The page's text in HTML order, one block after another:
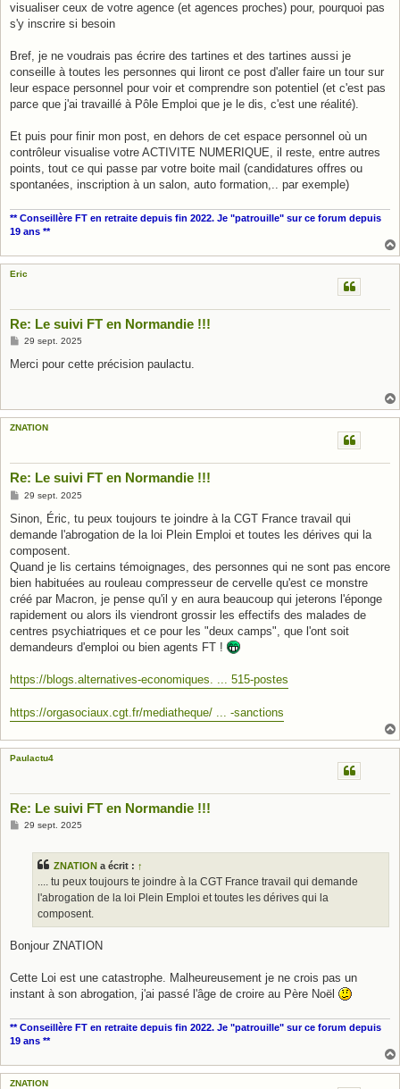
visualiser ceux de votre agence (et agences proches) pour, pourquoi pas
s'y inscrire si besoin
Bref, je ne voudrais pas écrire des tartines et des tartines aussi je
conseille à toutes les personnes qui liront ce post d'aller faire un tour sur
leur espace personnel pour voir et comprendre son potentiel (et c'est pas
parce que j'ai travaillé à Pôle Emploi que je le dis, c'est une réalité).
Et puis pour finir mon post, en dehors de cet espace personnel où un
contrôleur visualise votre ACTIVITE NUMERIQUE, il reste, entre autres
points, tout ce qui passe par votre boite mail (candidatures offres ou
spontanées, inscription à un salon, auto formation,.. par exemple)
** Conseillère FT en retraite depuis fin 2022. Je "patrouille" sur ce forum depuis
19 ans **
Eric
Re: Le suivi FT en Normandie !!!
M
s
29 sept. 2025
Merci pour cette précision paulactu.
ZNATION
Re: Le suivi FT en Normandie !!!
M
s
a
g
29 sept. 2025
Sinon, Éric, tu peux toujours te joindre à la CGT France travail qui
demande l'abrogation de la loi Plein Emploi et toutes les dérives qui la
composent.
Quand je lis certains témoignages, des personnes qui ne sont pas encore
bien habituées au rouleau compresseur de cervelle qu'est ce monstre
créé par Macron, je pense qu'il y en aura beaucoup qui jeterons l'éponge
rapidement ou alors ils viendront grossir les effectifs des malades de
centres psychiatriques et ce pour les "deux camps", que l'ont soit
demandeurs d'emploi ou bien agents FT !
https://blogs.alternatives-economiques. ... 515-postes
https://orgasociaux.cgt.fr/mediatheque/ ... -sanctions
Paulactu4
Re: Le suivi FT en Normandie !!!
M29 sept. 2025
ZNATION a écrit : ↑
.... tu peux toujours te joindre à la CGT France travail qui demande
l'abrogation de la loi Plein Emploi et toutes les dérives qui la
composent.
Bonjour ZNATION
Cette Loi est une catastrophe. Malheureusement je ne crois pas un
instant à son abrogation, j'ai passé l'âge de croire au Père Noël
** Conseillère FT en retraite depuis fin 2022. Je "patrouille" sur ce forum depuis
19 ans **
ZNATION